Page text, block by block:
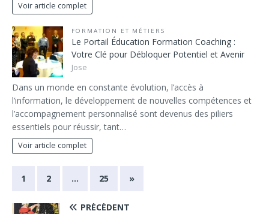
Voir article complet
FORMATION ET MÉTIERS
Le Portail Éducation Formation Coaching :
Votre Clé pour Débloquer Potentiel et Avenir
Jose
Dans un monde en constante évolution, l’accès à
l’information, le développement de nouvelles compétences et
l’accompagnement personnalisé sont devenus des piliers
essentiels pour réussir, tant…
Voir article complet
1 2 … 25 »
PRÉCÉDENT